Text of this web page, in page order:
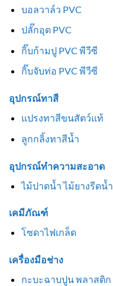
บอลวาล์ว PVC
ปลั๊กอุด PVC
กิ๊บก้ามปู PVC พีวีซี
กิ๊บจับท่อ PVC พีวีซี
อุปกรณ์ทาสี
แปรงทาสีขนสัตว์แท้
ลูกกลิ้งทาสีน้ำ
อุปกรณ์ทำความสะอาด
ไม้ปาดน้ำ ไม้ยางรีดน้ำ
เคมีภัณฑ์
โซดาไฟเกล็ด
เครื่องมือช่าง
กะบะฉาบปูน พลาสติก